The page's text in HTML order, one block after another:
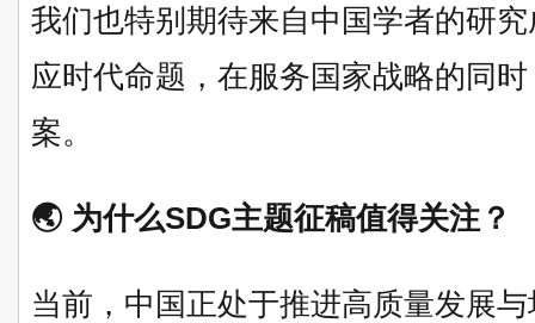
我们也特别期待来自中国学者的研
应时代命题，在服务国家战略的同
案。
🌏 为什么SDG主题征稿值得关注？
当前，中国正处于推进高质量发展